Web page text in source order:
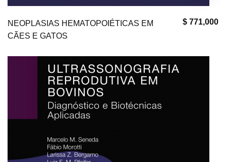
$ 771,000
NEOPLASIAS HEMATOPOIÉTICAS EM
CÃES E GATOS